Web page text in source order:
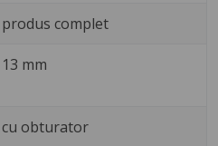
produs complet
13 mm
cu obturator